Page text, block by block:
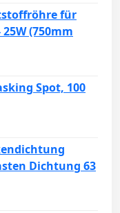
für
(750mm
Spot, 100
Dichtung 63